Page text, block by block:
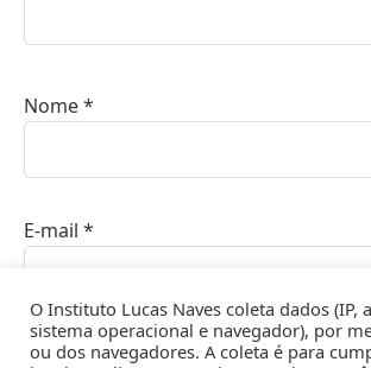
Nome*
E-mail *
Site
O Instituto Lucas Naves coleta dados (IP,
sistema operacional e navegador), por
ou dos navegadores. A coleta é para